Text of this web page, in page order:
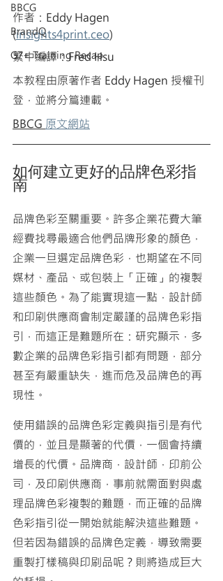
BBCG
BrandQ
G7+ Training Recap
作者：Eddy Hagen
(insights4print.ceo)
繁中編譯：Fred Hsu
本教程由原著作者 Eddy Hagen 授權刊
登，並將分篇連載。
BBCG 原文網站
如何建立更好的品牌色彩指
南
品牌色彩至關重要。許多企業花費大筆
經費找尋最適合他們品牌形象的顏色，
企業一旦選定品牌色彩，也期望在不同
媒材、產品、或包裝上「正確」的複製
這些顏色。為了能實現這一點，設計師
和印刷供應商會制定嚴謹的品牌色彩指
引，而這正是難題所在：研究顯示，多
數企業的品牌色彩指引都有問題，部分
甚至有嚴重缺失，進而危及品牌色的再
現性。
使用錯誤的品牌色彩定義與指引是有代
價的，並且是顯著的代價，一個會持續
增長的代價。品牌商，設計師，印前公
司，及印刷供應商，事前就需面對與處
理品牌色彩複製的難題，而正確的品牌
色彩指引從一開始就能解決這些難題。
但若因為錯誤的品牌色定義，導致需要
重製打樣稿與印刷品呢？則將造成巨大